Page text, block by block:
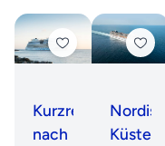
Kurzreise
nach